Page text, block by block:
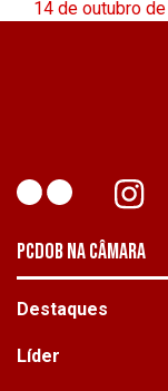
14 de outubro
PCDOB NA CÂMARA
Destaques
Líder